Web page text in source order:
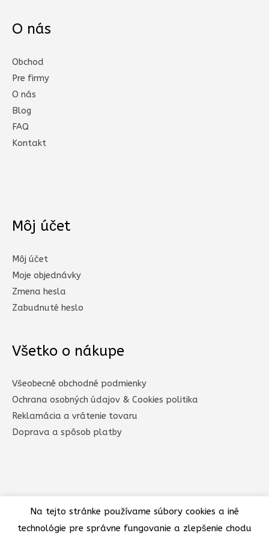
O nás
Obchod
Pre firmy
O nás
Blog
FAQ
Kontakt
Môj účet
Môj účet
Moje objednávky
Zmena hesla
Zabudnuté heslo
Všetko o nákupe
Všeobecné obchodné podmienky
Ochrana osobných údajov & Cookies politika
Reklamácia a vrátenie tovaru
Doprava a spôsob platby​
Na tejto stránke používame súbory cookies a iné
technológie pre správne fungovanie a zlepšenie chodu